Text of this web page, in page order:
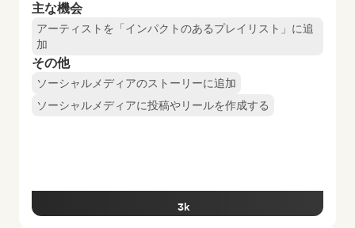
主な機会
アーティストを「インパクトのあるプレイリスト」に追
加
その他
ソーシャルメディアのストーリーに追加
ソーシャルメディアに投稿やリールを作成する
3k